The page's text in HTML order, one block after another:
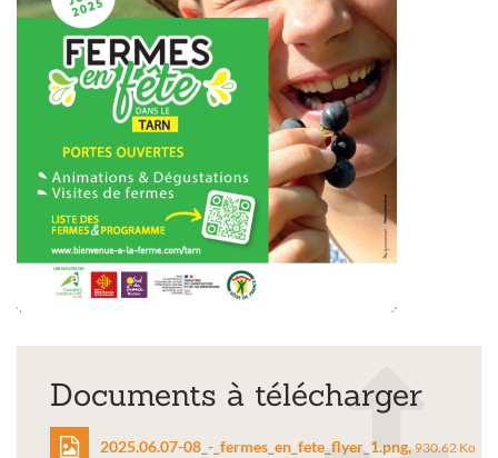
Documents à télécharger
2025.06.07-08_-_fermes_en_fete_flyer_1.png, 930.62 Ko